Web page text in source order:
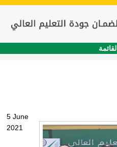
القائمة
5 June
2021